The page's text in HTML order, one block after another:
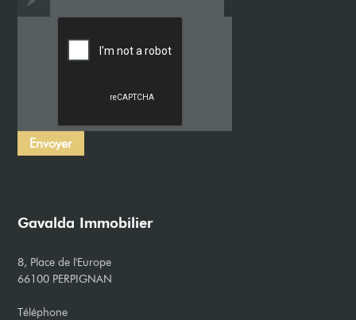
Gavalda Immobilier
8, Place de l'Europe
66100 PERPIGNAN
Téléphone